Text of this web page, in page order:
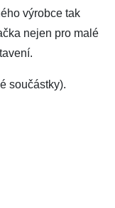
výrobce tak
nejen pro malé
součástky).